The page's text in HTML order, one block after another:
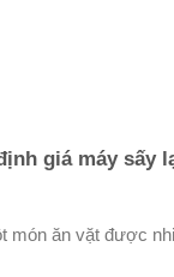
giá máy sấy
món ăn vặt được